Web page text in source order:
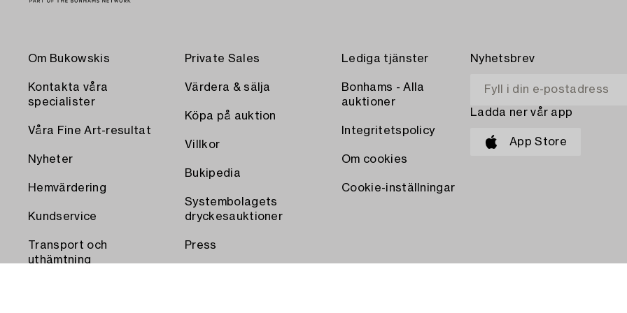
Om Bukowskis
Kontakta våra
specialister
Våra Fine Art-resultat
Nyheter
Hemvärdering
Kundservice
Transport och
uthämtning
Private Sales
Värdera & sälja
Köpa på auktion
Villkor
Bukipedia
Systembolagets
dryckesauktioner
Press
Lediga tjänster
Bonhams - Alla
auktioner
Integritetspolicy
Om cookies
Cookie-inställningar
Nyhetsbrev
Ladda ner vår app
App Store